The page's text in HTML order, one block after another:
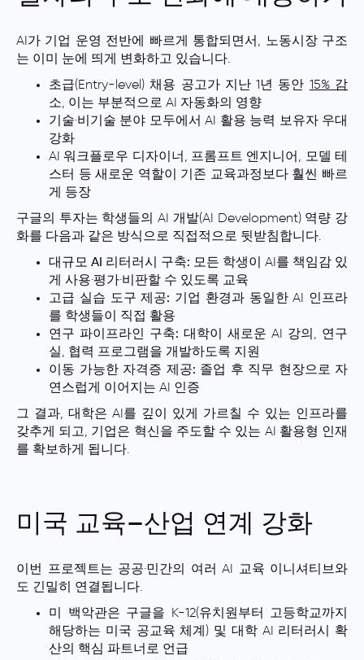
AI가 기업 운영 전반에 빠르게 통합되면서, 노동시장 구조
는 이미 눈에 띄게 변화하고 있습니다.
초급(Entry-level) 채용 공고가 지난 1년 동안 15% 감
소, 이는 부분적으로 AI 자동화의 영향
기술·비기술 분야 모두에서 AI 활용 능력 보유자 우대
강화
AI 워크플로우 디자이너, 프롬프트 엔지니어, 모델 테
스터 등 새로운 역할이 기존 교육과정보다 훨씬 빠르
게 등장
구글의 투자는 학생들의 AI 개발(AI Development) 역량 강
화를 다음과 같은 방식으로 직접적으로 뒷받침합니다.
대규모 AI 리터러시 구축: 모든 학생이 AI를 책임감 있
게 사용·평가·비판할 수 있도록 교육
고급 실습 도구 제공: 기업 환경과 동일한 AI 인프라
를 학생들이 직접 활용
연구 파이프라인 구축: 대학이 새로운 AI 강의, 연구
실, 협력 프로그램을 개발하도록 지원
이동 가능한 자격증 제공: 졸업 후 직무 현장으로 자
연스럽게 이어지는 AI 인증
그 결과, 대학은 AI를 깊이 있게 가르칠 수 있는 인프라를
갖추게 되고, 기업은 혁신을 주도할 수 있는 AI 활용형 인재
를 확보하게 됩니다.
미국 교육–산업 연계 강화
이번 프로젝트는 공공·민간의 여러 AI 교육 이니셔티브와
도 긴밀히 연결됩니다.
미 백악관은 구글을 K-12(유치원부터 고등학교까지
해당하는 미국 공교육 체계) 및 대학 AI 리터러시 확
산의 핵심 파트너로 언급